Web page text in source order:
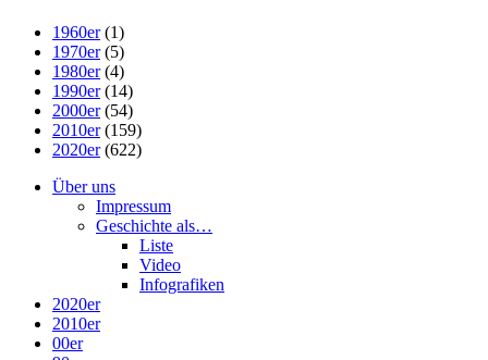
1960er(1)
1970er(5)
1980er(4)
1990er(14)
2000er(54)
2010er(159)
2020er(622)
Über uns
Impressum
Geschichte als…
Liste
Video
Infografiken
2020er
2010er
00er